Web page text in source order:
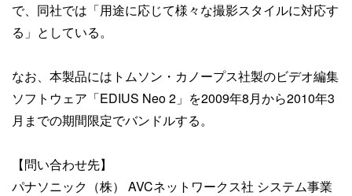
で、同社では「用途に応じて様々な撮影スタイルに対応す
る」としている。
なお、本製品にはトムソン・カノープス社製のビデオ編集
ソフトウェア「EDIUS Neo 2」を2009年8月から2010年3
月までの期間限定でバンドルする。
【問い合わせ先】
パナソニック（株） AVCネットワークス社 システム事業